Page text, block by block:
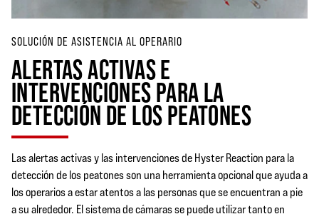
SOLUCIÓN DE ASISTENCIA AL OPERARIO
ALERTAS ACTIVAS E
INTERVENCIONES PARA LA
DETECCIÓN DE LOS PEATONES
Las alertas activas y las intervenciones de Hyster Reaction para la
detección de los peatones son una herramienta opcional que ayuda a
los operarios a estar atentos a las personas que se encuentran a pie
a su alrededor. El sistema de cámaras se puede utilizar tanto en